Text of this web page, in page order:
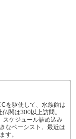
を駆使して、水族館は
閣は300以上訪問。
スケジュール詰め込み
なベーシスト。最近は
す。